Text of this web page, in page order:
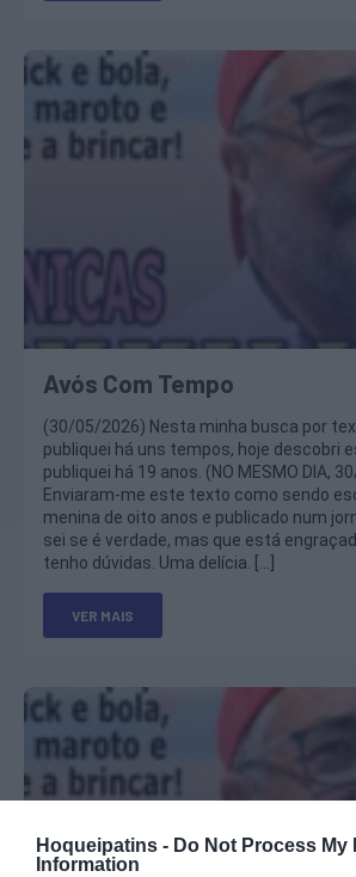
Hoqueipatins - Do Not Process My
Information
Avós Com Tempo
(30/05/2026) Nesta minha busca por
publiquei há uns tempos, hoje descobri
publiquei há 19 anos. (NO MESMO DIA,
Enviaram-me este texto como sendo
menina de oito anos e publicado num
sei se é verdade, mas que está
tenho dúvidas. Uma delícia. […]
VER MAIS